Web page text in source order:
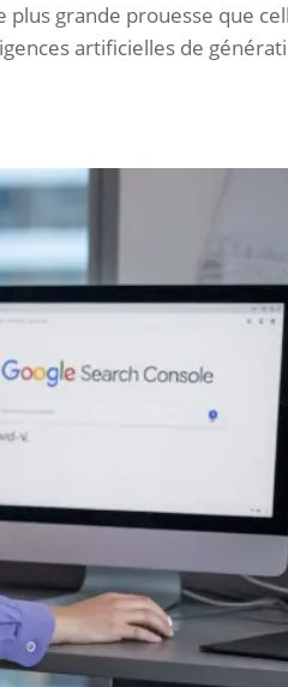
plus grande prouesse que
artificielles de